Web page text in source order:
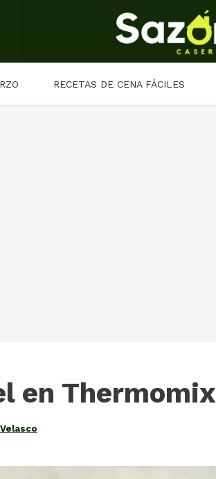
RECETAS DE CENA FÁCILES
en Thermomix